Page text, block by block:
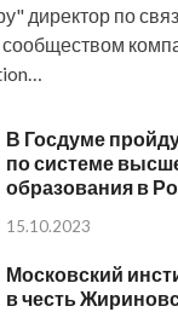
директор по
В Госдуме
по системе
образования в
15.10.2023
Московский
в честь